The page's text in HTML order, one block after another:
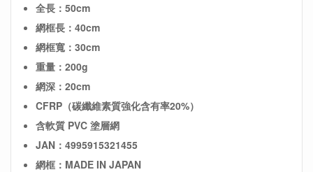
全長：50cm
網框長：40cm
網框寬：30cm
重量：200g
網深：20cm
CFRP（碳纖維素質強化含有率20%）
含軟質 PVC 塗層網
JAN：4995915321455
網框：MADE IN JAPAN